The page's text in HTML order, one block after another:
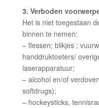
3. Verboden
Het is niet toegestaan
binnen te nemen:
– flessen; blikjes ;
handdruktoeters/
laserapparatuur;
– alcohol en/of
softdrugs);
– hockeysticks,